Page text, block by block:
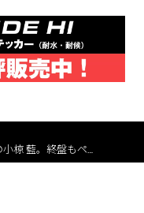
小椋 藍。終盤もペ…